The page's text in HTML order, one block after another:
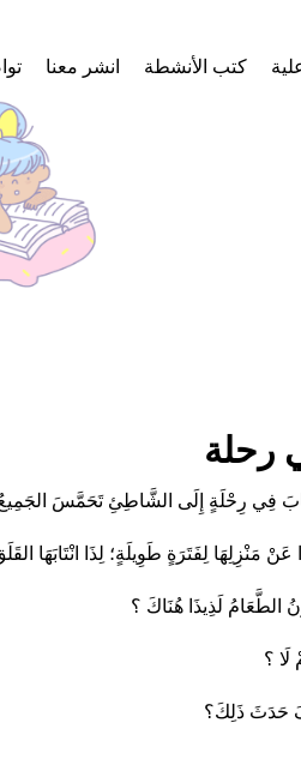
كتب الأنشطة انشر معنا
رحلة
فِي رِحْلَةٍ إِلَى الشَّاطِئِ تَحَمَّسَ الجَمِيعُ
مَنْزِلِهَا لِفَتَرَةٍ طَوِيلَةٍ؛ لِذَا انْتَابَهَا
لَذِيذَا هُنَاكَ ؟
؟
حَدَثَ ذَلِكَ؟